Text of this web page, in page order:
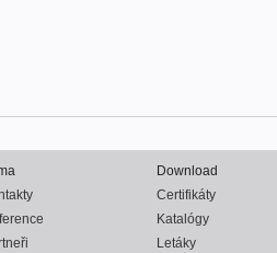
Download
Certifikáty
Katalógy
Letáky